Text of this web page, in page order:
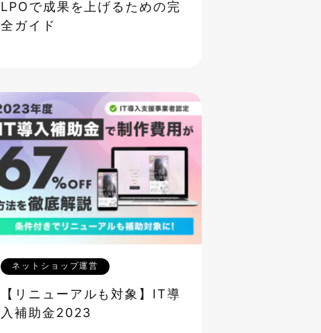
LPOで成果を上げるための完
全ガイド
ネットショップ運営
【リニューアルも対象】IT導
入補助金2023